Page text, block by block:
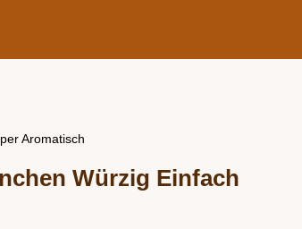
Aromatisch
Würzig Einfach